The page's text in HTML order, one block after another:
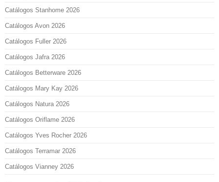
Catálogos Stanhome 2026
Catálogos Avon 2026
Catálogos Fuller 2026
Catálogos Jafra 2026
Catálogos Betterware 2026
Catálogos Mary Kay 2026
Catálogos Natura 2026
Catálogos Oriflame 2026
Catálogos Yves Rocher 2026
Catálogos Terramar 2026
Catálogos Vianney 2026